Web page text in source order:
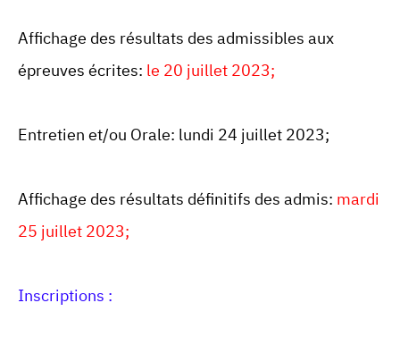
Affichage des résultats des admissibles aux
épreuves écrites: le 20 juillet 2023;
Entretien et/ou Orale: lundi 24 juillet 2023;
Affichage des résultats définitifs des admis: mardi
25 juillet 2023;
Inscriptions :